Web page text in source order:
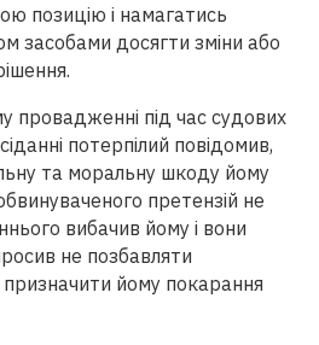
позицію і намагатись
засобами досягти зміни або
провадженні під час судових
потерпілий повідомив,
та моральну шкоду йому
претензій не
вибачив йому і вони
не позбавляти
призначити йому покарання